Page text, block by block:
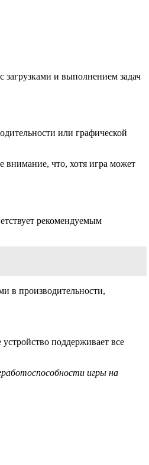
загрузками и выполнением задач
или графической
внимание, что, хотя игра может
рекомендуемым
в производительности,
поддерживает все
игры на